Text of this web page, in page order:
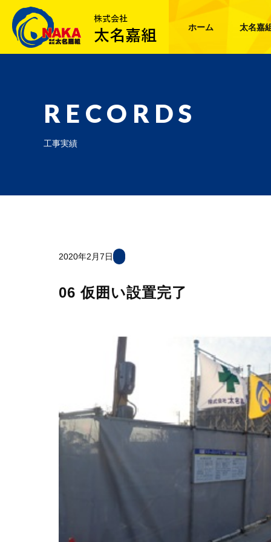
ホーム 太名嘉
RECORDS
工事実績
2020年2月7日
06 仮囲い設置完了